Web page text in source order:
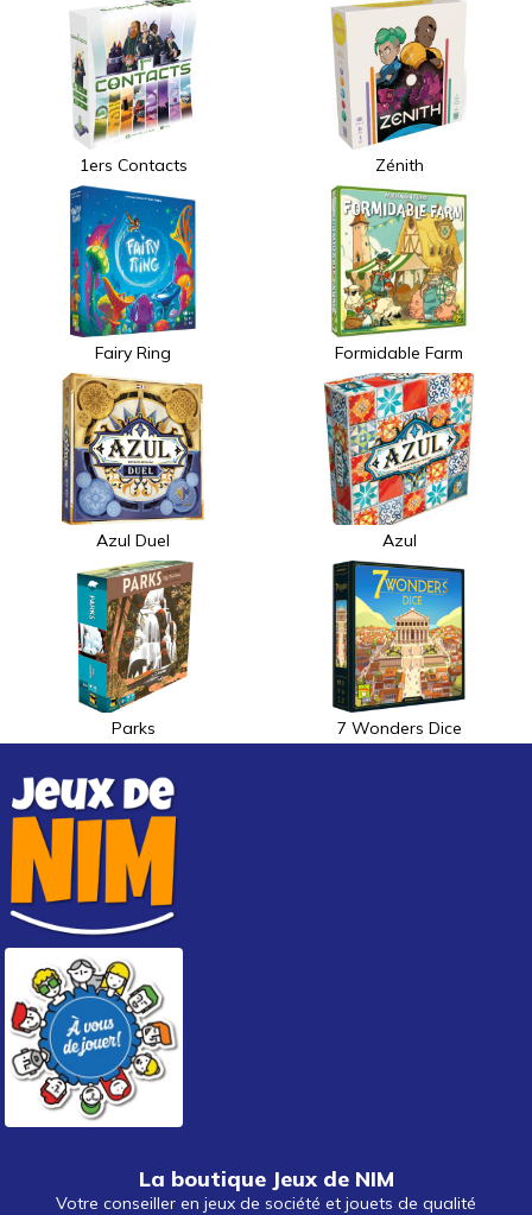
1ers Contacts Zénith
Fairy Ring Formidable Farm
Azul Duel Azul
Parks 7 Wonders Dice
La boutique Jeux de NIM
Votre conseiller en jeux de société et jouets de qualité